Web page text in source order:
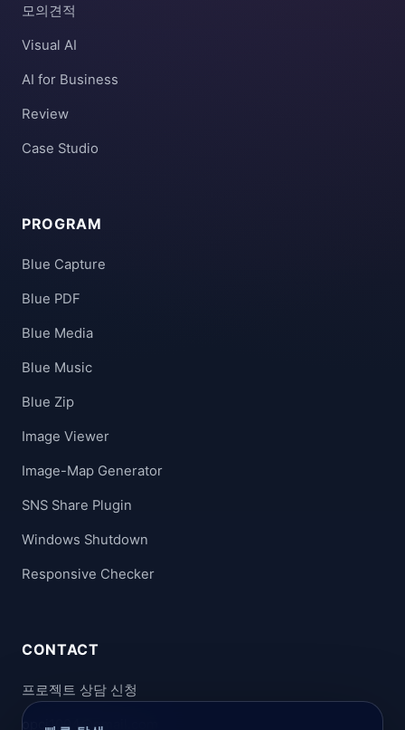
모의견적
Visual AI
AI for Business
Review
Case Studio
PROGRAM
Blue Capture
Blue PDF
Blue Media
Blue Music
Blue Zip
Image Viewer
Image-Map Generator
SNS Share Plugin
Windows Shutdown
Responsive Checker
CONTACT
프로젝트 상담 신청
opci1004@gmail.com